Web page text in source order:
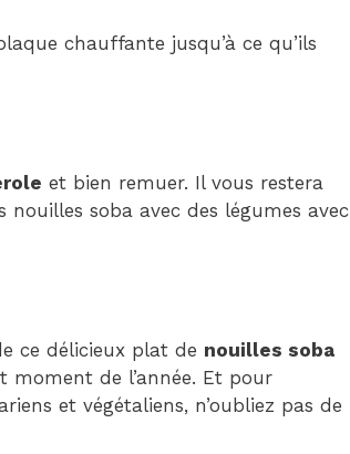
chauffante jusqu’à ce qu’ils
et bien remuer. Il vous restera
soba avec des légumes avec
ce délicieux plat de nouilles soba
moment de l’année. Et pour
et végétaliens, n’oubliez pas de